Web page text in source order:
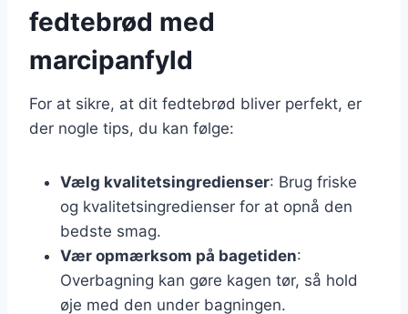
fedtebrød med
marcipanfyld
For at sikre, at dit fedtebrød bliver perfekt, er
der nogle tips, du kan følge:
Vælg kvalitetsingredienser: Brug friske
og kvalitetsingredienser for at opnå den
bedste smag.
Vær opmærksom på bagetiden:
Overbagning kan gøre kagen tør, så hold
øje med den under bagningen.